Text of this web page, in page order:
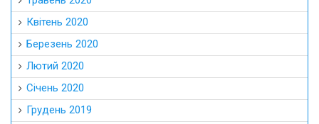
Квітень 2020
Березень 2020
Лютий 2020
Січень 2020
Грудень 2019